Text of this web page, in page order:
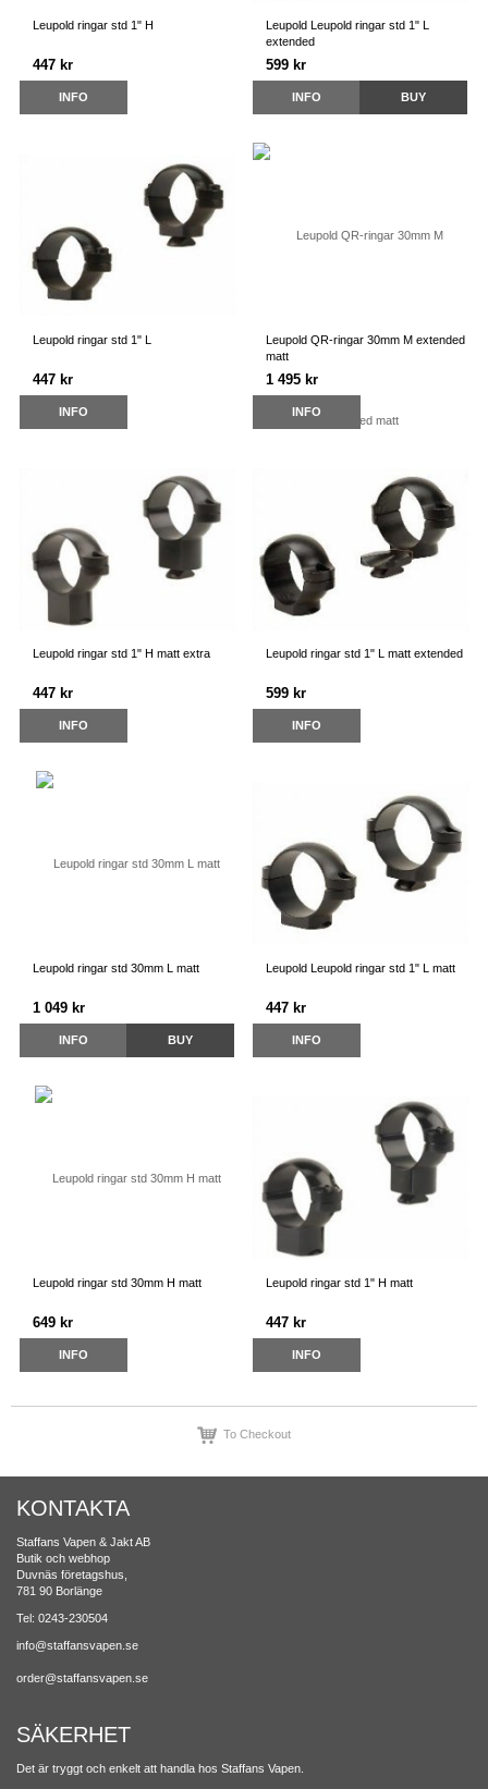
Leupold ringar std 1" H
447 kr
INFO
Leupold Leupold ringar std 1" L
extended
599 kr
INFO BUY
Leupold ringar std 1" L
447 kr
INFO
Leupold QR-ringar 30mm M extended
matt
1 495 kr
INFO
Leupold ringar std 1" H matt extra
447 kr
INFO
Leupold ringar std 1" L matt extended
599 kr
INFO
Leupold ringar std 30mm L matt
1 049 kr
INFO BUY
Leupold Leupold ringar std 1" L matt
447 kr
INFO
Leupold ringar std 30mm H matt
649 kr
INFO
Leupold ringar std 1" H matt
447 kr
INFO
To Checkout
KONTAKTA
Staffans Vapen & Jakt AB
Butik och webhop
Duvnäs företagshus,
781 90 Borlänge
Tel: 0243-230504
info@staffansvapen.se
order@staffansvapen.se
SÄKERHET
Det är tryggt och enkelt att handla hos Staffans Vapen.